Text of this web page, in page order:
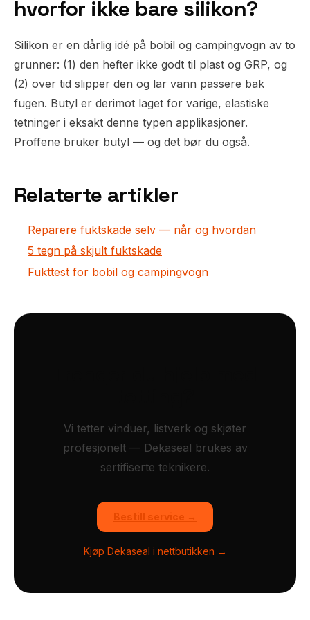
hvorfor ikke bare silikon?
Silikon er en dårlig idé på bobil og campingvogn av to
grunner: (1) den hefter ikke godt til plast og GRP, og
(2) over tid slipper den og lar vann passere bak
fugen. Butyl er derimot laget for varige, elastiske
tetninger i eksakt denne typen applikasjoner.
Proffene bruker butyl — og det bør du også.
Relaterte artikler
Reparere fuktskade selv — når og hvordan
5 tegn på skjult fuktskade
Fukttest for bobil og campingvogn
Vi tetter vinduer, listverk og skjøter
profesjonelt — Dekaseal brukes av
sertifiserte teknikere.
Bestill service →
Kjøp Dekaseal i nettbutikken →